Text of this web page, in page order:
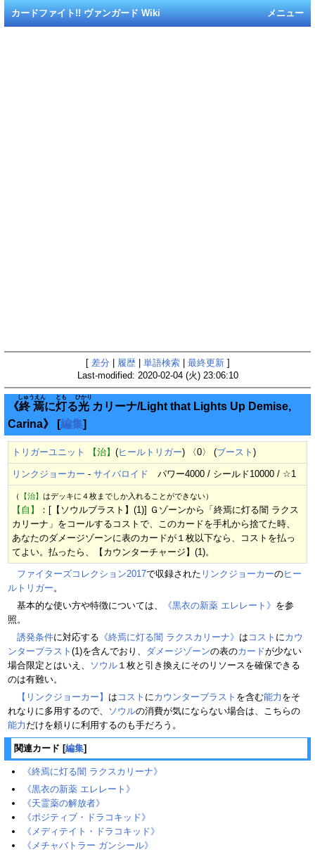
メニュー
カードファイト!! ヴァンガード Wiki
[ 差分 履歴| 単語検索| 最終更新]
Last-modified: 2020-02-04 (火) 23:06:10
《終焉
しゅうえん
に灯
とも
る光
ひかり
カリーナ/Light that Lights Up Demise,
Carina》
[編集]
トリガーユニット 【治】 (ヒールトリガー) 〈0〉 (ブースト )
リンクジョーカー - サイバロイド パワー4000 / シールド10000 / ☆1
（ 【治】 はデッキに４枚までしか入れることができない）
【自】
：[【ソウルブラスト】(1)] Ｇゾーンから「終焉に灯る闇 ラクス
カリーナ」をコールするコストで、このカードを手札から捨てた時、
あなたのダメージゾーンに表のカードが１枚以下なら、コストを払っ
てよい。払ったら、【カウンターチャージ】(1)。
ファイターズコレクション2017で収録された リンクジョーカーのヒー
ルトリガー。
基本的な使い方や特徴については、
《黒衣の新薬 エレレート》 を参
照。
誘発条件に対応する 《終焉に灯る闇 ラクスカリーナ》 は コスト にカウ
ンターブラスト (1)を含んでおり、 ダメージゾーンの表のカードが少ない
場合限定とはいえ、
ソウル １枚と引き換えにそのリソースを確保できる
のは有難い。
【リンクジョーカー】 は コスト にカウンターブラスト を含む能力 をそ
れなりに多用するので、
ソウルの消費が気にならない場合は、こちらの
能力 だけを頼りに利用するのも手だろう。
関連カード [編集]
《終焉に灯る闇 ラクスカリーナ》
《黒衣の新薬 エレレート》
《天霊薬の解放者》
《ポジティブ・ドラコキッド》
《メディテイト・ドラコキッド》
《メチャバトラー ガンシール》